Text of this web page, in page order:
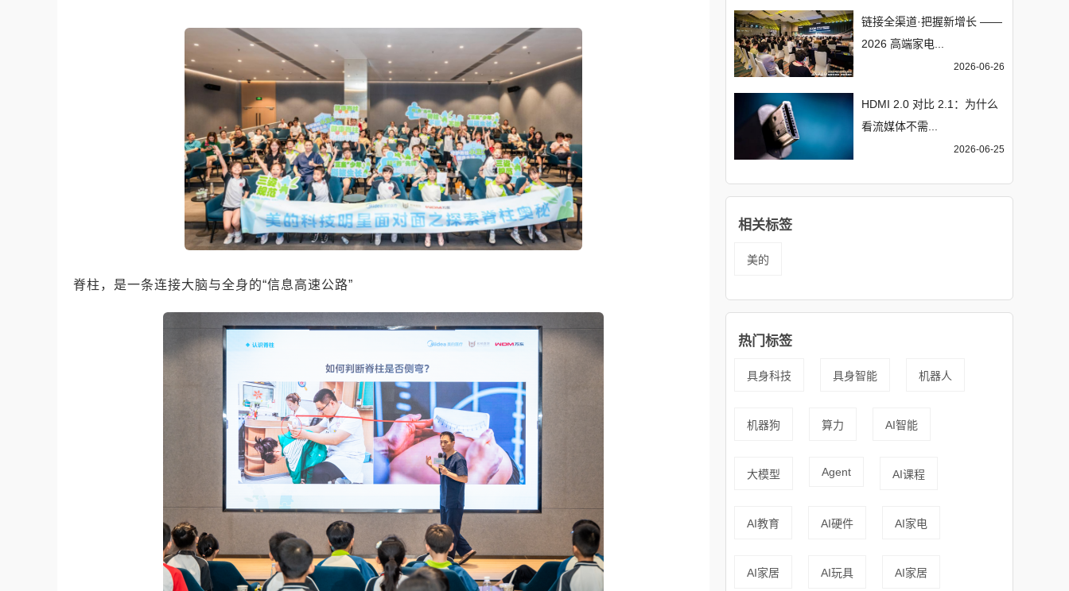
脊柱，是一条连接大脑与全身的“信息高速公路”
链接全渠道·把握新增长 ——
2026 高端家电...
2026-06-26
HDMI 2.0 对比 2.1：为什么
看流媒体不需...
2026-06-25
相关标签
美的
热门标签
具身科技 具身智能 机器人
机器狗 算力 AI智能
大模型 Agent AI课程
AI教育 AI硬件 AI家电
AI家居 AI玩具 AI家居